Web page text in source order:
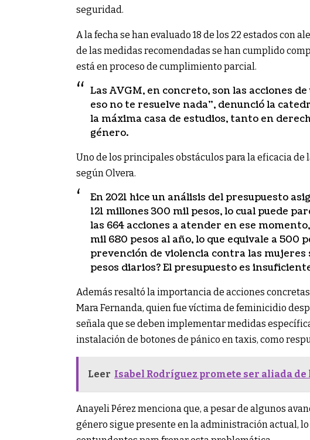
seguridad.
A la fecha se han evaluado 18 de los 22 estados con
de las medidas recomendadas se han cumplido
está en proceso de cumplimiento parcial.
Las AVGM, en concreto, son las acciones
eso no te resuelve nada”, denunció la
la máxima casa de estudios, tanto en
género.
Uno de los principales obstáculos para la eficacia de
según Olvera.
En 2021 hice un análisis del presupuesto
121 millones 300 mil pesos, lo cual puede
las 664 acciones a atender en ese
mil 680 pesos al año, lo que equivale a 500
prevención de violencia contra las mujeres
pesos diarios? El presupuesto es
Además resaltó la importancia de acciones
Mara Fernanda, quien fue víctima de feminicidio
señala que se deben implementar medidas
instalación de botones de pánico en taxis, como
Leer Isabel Rodríguez promete ser aliada
Anayeli Pérez menciona que, a pesar de algunos
género sigue presente en la administración actual,